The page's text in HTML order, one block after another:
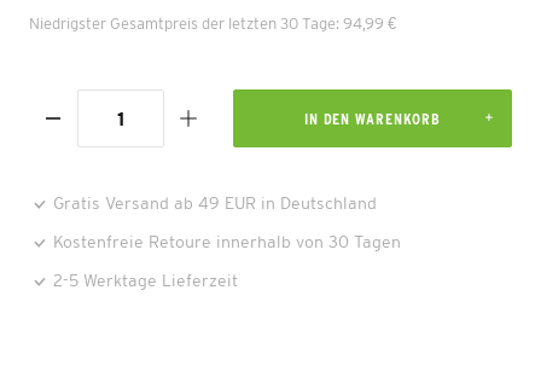
Niedrigster Gesamtpreis der letzten 30 Tage: 94,99 €
IN DEN WARENKORB
Gratis Versand ab 49 EUR in Deutschland
Kostenfreie Retoure innerhalb von 30 Tagen
2-5 Werktage Lieferzeit